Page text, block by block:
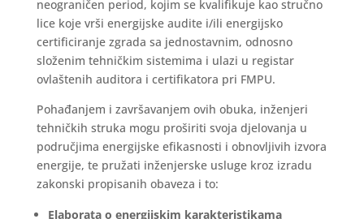
neograničen period, kojim se kvalifikuje kao stručno
lice koje vrši energijske audite i/ili energijsko
certificiranje zgrada sa jednostavnim, odnosno
složenim tehničkim sistemima i ulazi u registar
ovlaštenih auditora i certifikatora pri FMPU.
Pohađanjem i završavanjem ovih obuka, inženjeri
tehničkih struka mogu proširiti svoja djelovanja u
područjima energijske efikasnosti i obnovljivih izvora
energije, te pružati inženjerske usluge kroz izradu
zakonski propisanih obaveza i to:
Elaborata o energijskim karakteristikama